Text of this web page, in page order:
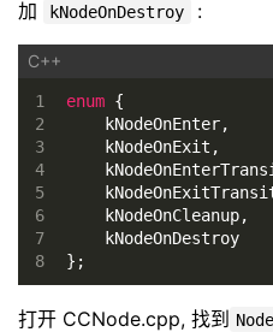
加 kNodeOnDestroy :
1
2
3
4
5
6
7
8
enum {
    kNodeOnEnter,
    kNodeOnExit,
    kNodeOnCleanup,
    kNodeOnDestroy
};
打开 CCNode.cpp, 找到